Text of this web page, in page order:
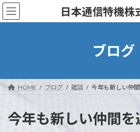
コ
ン
テ
ナ
ビ
ゲ
日本通信特機株
ブログ
HOME ブログ 雑談 今年も新しい仲
今年も新しい仲間を